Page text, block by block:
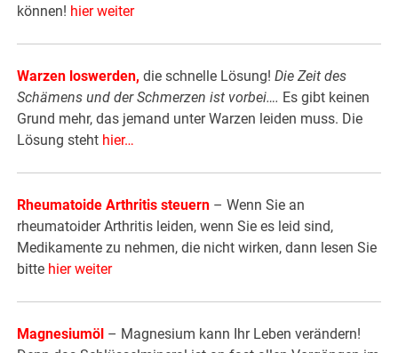
können! hier weiter
Warzen loswerden, die schnelle Lösung!Die Zeit des
Schämens und der Schmerzen ist vorbei…. Es gibt keinen
Grund mehr, das jemand unter Warzen leiden muss. Die
Lösung steht hier…
Rheumatoide Arthritis steuern – Wenn Sie an
rheumatoider Arthritis leiden, wenn Sie es leid sind,
Medikamente zu nehmen, die nicht wirken, dann lesen Sie
bitte hier weiter
Magnesiumöl – Magnesium kann Ihr Leben verändern!